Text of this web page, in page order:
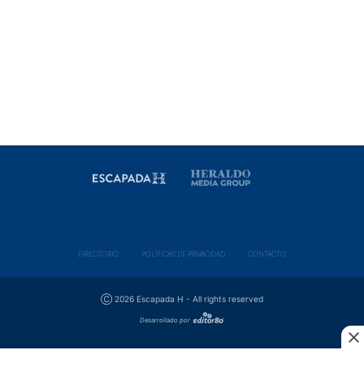
DIRECTORIO POLÍ­TICAS DE PRIVACIDAD CONTACTO
Ⓒ 2026 Escapada H - All rights reserved
Desarrollado por